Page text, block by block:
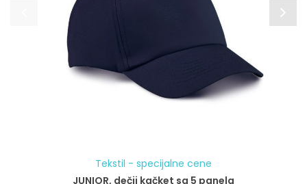
Tekstil - specijalne cene
JUNIOR, dečji kačket sa 5 panela